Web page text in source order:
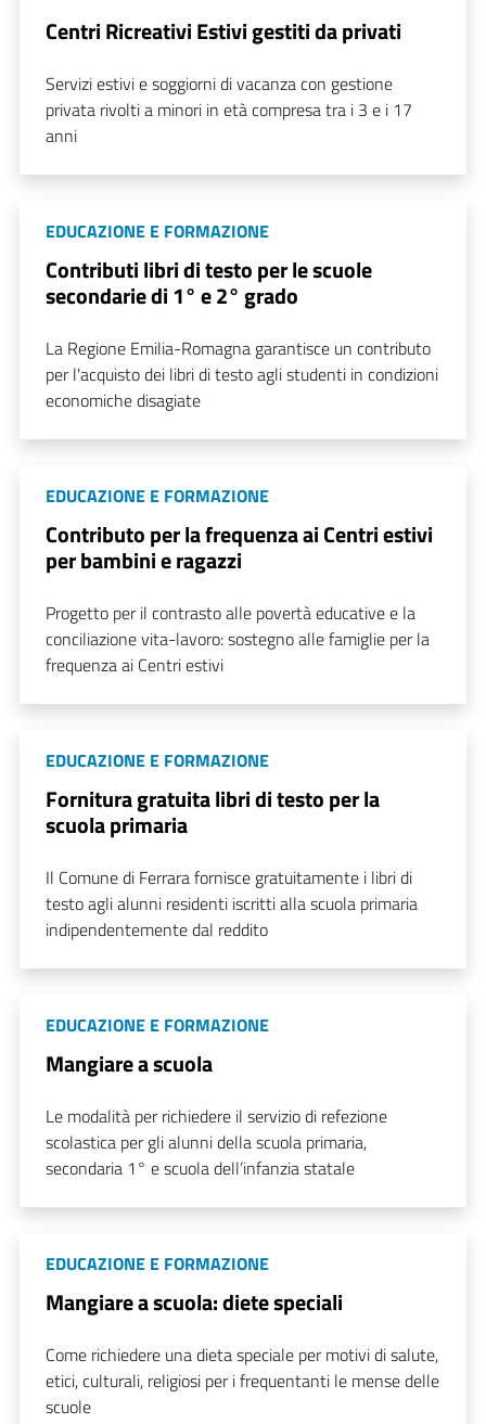
Centri Ricreativi Estivi gestiti da privati
Servizi estivi e soggiorni di vacanza con gestione
privata rivolti a minori in età compresa tra i 3 e i 17
anni
EDUCAZIONE E FORMAZIONE
Contributi libri di testo per le scuole
secondarie di 1° e 2° grado
La Regione Emilia-Romagna garantisce un contributo
per l'acquisto dei libri di testo agli studenti in condizioni
economiche disagiate
EDUCAZIONE E FORMAZIONE
Contributo per la frequenza ai Centri estivi
per bambini e ragazzi
Progetto per il contrasto alle povertà educative e la
conciliazione vita-lavoro: sostegno alle famiglie per la
frequenza ai Centri estivi
EDUCAZIONE E FORMAZIONE
Fornitura gratuita libri di testo per la
scuola primaria
Il Comune di Ferrara fornisce gratuitamente i libri di
testo agli alunni residenti iscritti alla scuola primaria
indipendentemente dal reddito
EDUCAZIONE E FORMAZIONE
Mangiare a scuola
Le modalità per richiedere il servizio di refezione
scolastica per gli alunni della scuola primaria,
secondaria 1° e scuola dell’infanzia statale
EDUCAZIONE E FORMAZIONE
Mangiare a scuola: diete speciali
Come richiedere una dieta speciale per motivi di salute,
etici, culturali, religiosi per i frequentanti le mense delle
scuole